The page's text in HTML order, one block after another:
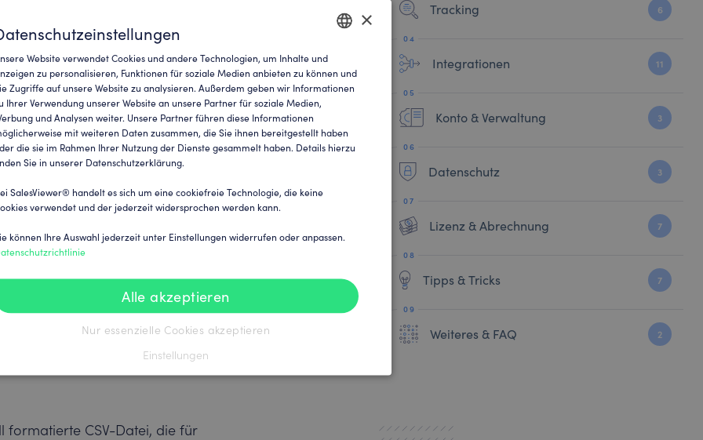
Tracking 6
Integrationen 11
Konto & Verwaltung 3
Datenschutz 3
Lizenz & Abrechnung 7
Tipps & Tricks 7
Weiteres & FAQ 2
Checkboxen zu selektieren.
Daten aus dem ausgewählten
Sie über ein Dropdown-Menü, das
wird, das gewünschte
eine Vielfalt an Exportformaten
gerecht zu werden:
in Microsoft Excel oder anderen
kompatibel mit vielen
Tabulatoren trennt, für spezielle
formatierte CSV-Datei, die für
ENGLISH
GERMAN
×
Website verwendet Cookies und andere Technologien, um Inhalte und
zu personalisieren, Funktionen für soziale Medien anbieten zu können und
Zugriffe auf unsere Website zu analysieren. Außerdem geben wir Informationen
Ihrer Verwendung unserer Website an unsere Partner für soziale Medien,
und Analysen weiter. Unsere Partner führen diese Informationen
mit weiteren Daten zusammen, die Sie ihnen bereitgestellt haben
die sie im Rahmen Ihrer Nutzung der Dienste gesammelt haben. Details hierzu
Sie in unserer Datenschutzerklärung.
SalesViewer® handelt es sich um eine cookiefreie Technologie, die keine
verwendet und der jederzeit widersprochen werden kann.
können Ihre Auswahl jederzeit unter Einstellungen widerrufen oder anpassen.
Alle akzeptieren
Nur essenzielle Cookies akzeptieren
Einstellungen